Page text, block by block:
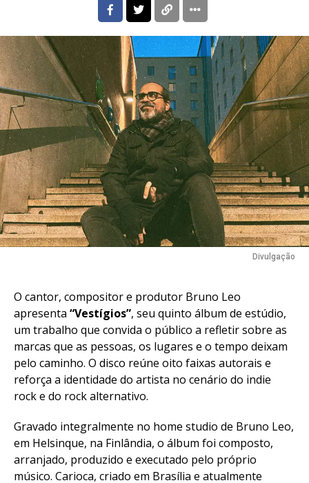
Divulgação
O cantor, compositor e produtor Bruno Leo
apresenta “Vestígios”, seu quinto álbum de estúdio,
um trabalho que convida o público a refletir sobre as
marcas que as pessoas, os lugares e o tempo deixam
pelo caminho. O disco reúne oito faixas autorais e
reforça a identidade do artista no cenário do indie
rock e do rock alternativo.
Gravado integralmente no home studio de Bruno Leo,
em Helsinque, na Finlândia, o álbum foi composto,
arranjado, produzido e executado pelo próprio
músico. Carioca, criado em Brasília e atualmente